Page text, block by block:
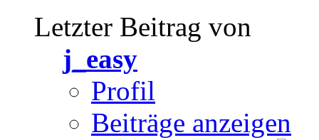
Letzter Beitrag von
j_easy
Profil
Beiträge anzeigen